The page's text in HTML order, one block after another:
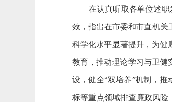
在认真听取各单位述职发
效，指出在市委和市直机关
科学化水平显著提升，为健
教育，推动理论学习与卫健
设，健全“双培养”机制，
标等重点领域排查廉政风险